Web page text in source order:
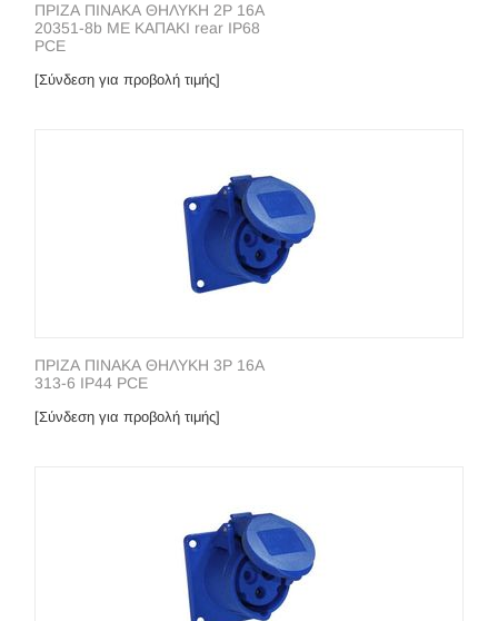
ΠΡΙΖΑ ΠΙΝΑΚΑ ΘΗΛΥΚΗ 2P 16A
20351-8b ΜΕ ΚΑΠΑΚΙ rear IP68
PCE
[Σύνδεση για προβολή τιμής]
ΠΡΙΖΑ ΠΙΝΑΚΑ ΘΗΛΥΚΗ 3P 16A
313-6 IP44 PCE
[Σύνδεση για προβολή τιμής]